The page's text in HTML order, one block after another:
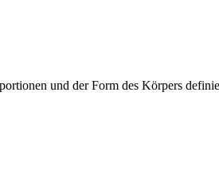
und der Form des Körpers